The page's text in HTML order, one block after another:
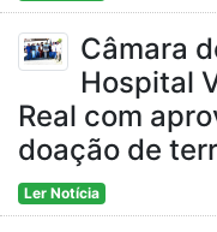
Câmara
Hospital
Real com
doação de
Ler Notícia